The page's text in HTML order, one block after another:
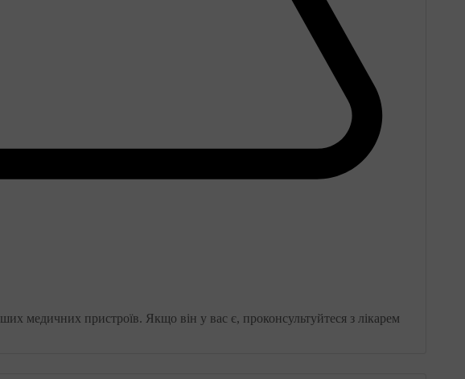
медичних пристроїв. Якщо він у вас є, проконсультуйтеся з лікарем